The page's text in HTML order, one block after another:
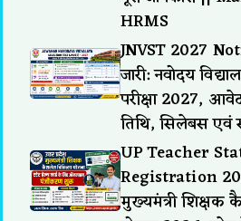
HRMS
JNVST 2027
जारी: नवोदय
परीक्षा 2027,
तिथि, सिलेबस एवं
UP Teacher
Registration
मुख्यमंत्री शिक्षक